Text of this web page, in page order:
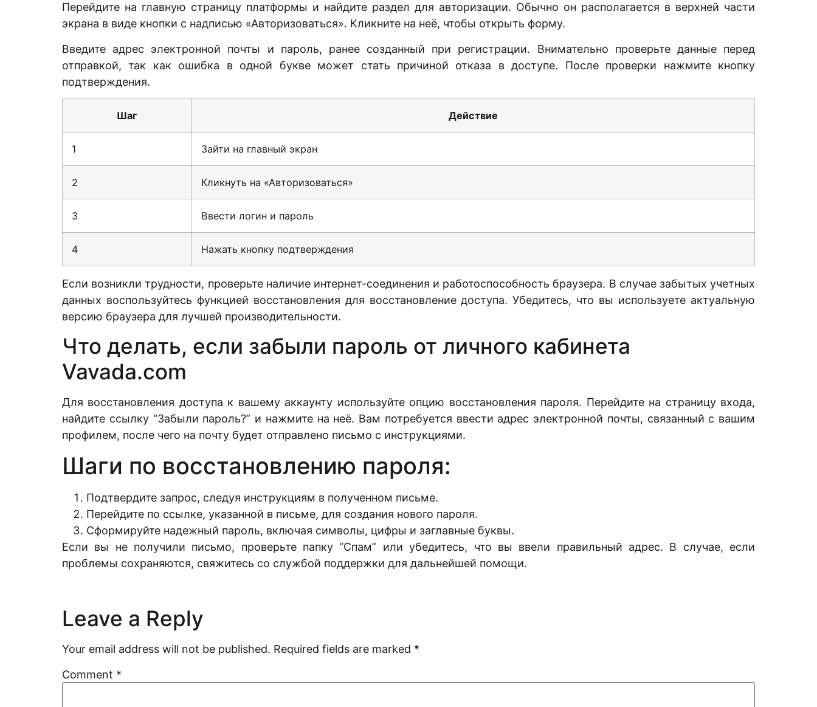
Перейдите на главную страницу платформы и найдите раздел для авторизации. Обычно он располагается в верхней части
экрана в виде кнопки с надписью «Авторизоваться». Кликните на неё, чтобы открыть форму.
Введите адрес электронной почты и пароль, ранее созданный при регистрации. Внимательно проверьте данные перед
отправкой, так как ошибка в одной букве может стать причиной отказа в доступе. После проверки нажмите кнопку
подтверждения.
Шаг Действие
1 Зайти на главный экран
2 Кликнуть на «Авторизоваться»
3 Ввести логин и пароль
4 Нажать кнопку подтверждения
Если возникли трудности, проверьте наличие интернет-соединения и работоспособность браузера. В случае забытых учетных
данных воспользуйтесь функцией восстановления для восстановление доступа. Убедитесь, что вы используете актуальную
версию браузера для лучшей производительности.
Что делать, если забыли пароль от личного кабинета
Vavada.com
Для восстановления доступа к вашему аккаунту используйте опцию восстановления пароля. Перейдите на страницу входа,
найдите ссылку “Забыли пароль?” и нажмите на неё. Вам потребуется ввести адрес электронной почты, связанный с вашим
профилем, после чего на почту будет отправлено письмо с инструкциями.
Шаги по восстановлению пароля:
Подтвердите запрос, следуя инструкциям в полученном письме.
Перейдите по ссылке, указанной в письме, для создания нового пароля.
Сформируйте надежный пароль, включая символы, цифры и заглавные буквы.
Если вы не получили письмо, проверьте папку “Спам” или убедитесь, что вы ввели правильный адрес. В случае, если
проблемы сохраняются, свяжитесь со службой поддержки для дальнейшей помощи.
Leave a Reply
Your email address will not be published. Required fields are marked *
Comment *